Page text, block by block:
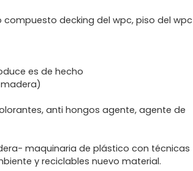
decking del wpc, piso del wpc
es de hecho
anti hongos agente, agente de
maquinaria de plástico con técnicas
y reciclables nuevo material.